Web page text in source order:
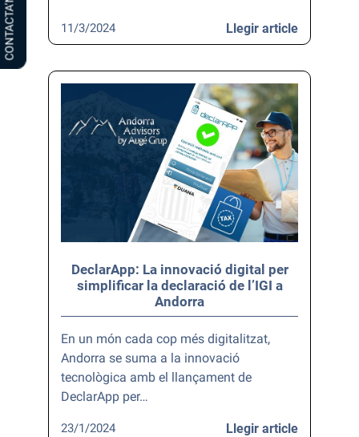
CONTACTA’NS Llegir article
11/3/2024
DeclarApp: La innovació digital per
simplificar la declaració de l’IGI a
Andorra
En un món cada cop més digitalitzat,
Andorra se suma a la innovació
tecnològica amb el llançament de
DeclarApp per…
Llegir article
23/1/2024